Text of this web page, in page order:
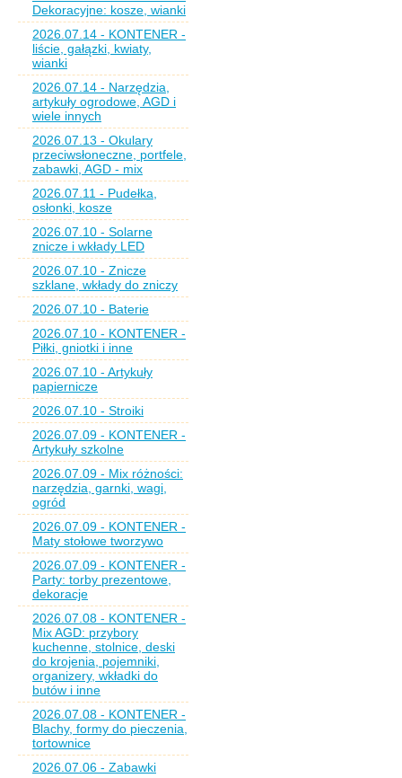
Dekoracyjne: kosze, wianki
2026.07.14 - KONTENER -
liście, gałązki, kwiaty,
wianki
2026.07.14 - Narzędzia,
artykuły ogrodowe, AGD i
wiele innych
2026.07.13 - Okulary
przeciwsłoneczne, portfele,
zabawki, AGD - mix
2026.07.11 - Pudełka,
osłonki, kosze
2026.07.10 - Solarne
znicze i wkłady LED
2026.07.10 - Znicze
szklane, wkłady do zniczy
2026.07.10 - Baterie
2026.07.10 - KONTENER -
Piłki, gniotki i inne
2026.07.10 - Artykuły
papiernicze
2026.07.10 - Stroiki
2026.07.09 - KONTENER -
Artykuły szkolne
2026.07.09 - Mix różności:
narzędzia, garnki, wagi,
ogród
2026.07.09 - KONTENER -
Maty stołowe tworzywo
2026.07.09 - KONTENER -
Party: torby prezentowe,
dekoracje
2026.07.08 - KONTENER -
Mix AGD: przybory
kuchenne, stolnice, deski
do krojenia, pojemniki,
organizery, wkładki do
butów i inne
2026.07.08 - KONTENER -
Blachy, formy do pieczenia,
tortownice
2026.07.06 - Zabawki